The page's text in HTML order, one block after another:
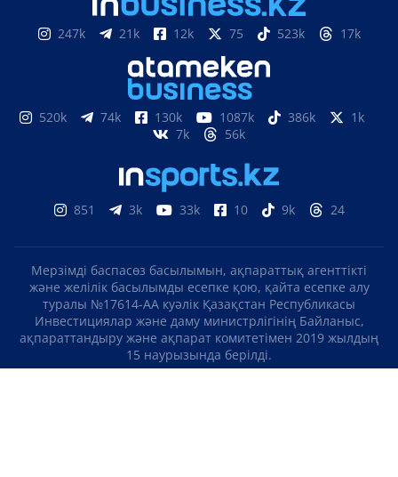
247k 21k 12k 75 523k 17k
520k 74k 130k 1087k 386k
1k
7k
56k
851 3k 33k 10 9k 24
Мерзімді баспасөз басылымын, ақпараттық агенттікті
және желілік басылымды есепке қою, қайта есепке алу
туралы №17614-АА куәлік Қазақстан Республикасы
Инвестициялар және даму министрлігінің Байланыс,
ақпараттандыру және ақпарат комитетімен 2019 жылдың
15 наурызында берілді.